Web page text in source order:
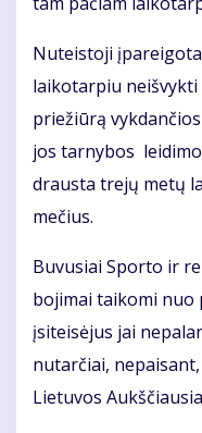
Nu­teis­to­ji
lai­ko­tar­piu ne­iš­vyk­ti
prie­žiū­rą
jos tar­ny­bos
draus­ta tre­jų me­tų
me­čius.
Bu­vu­siai Spor­to ir
bo­ji­mai tai­ko­mi nuo
įsi­teisėjus jai
nu­tar­čiai,
Lie­tu­vos